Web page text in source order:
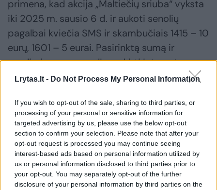
Lrytas.lt - Do Not Process My Personal Information
If you wish to opt-out of the sale, sharing to third parties, or
processing of your personal or sensitive information for
targeted advertising by us, please use the below opt-out
section to confirm your selection. Please note that after your
opt-out request is processed you may continue seeing
interest-based ads based on personal information utilized by
us or personal information disclosed to third parties prior to
your opt-out. You may separately opt-out of the further
disclosure of your personal information by third parties on the
primena, kad akcija „Maltiečių sriuba“ vyksta
iki 2025 m. sausio 6 d. ir aukoti senolių
pagalbai kviečia SMS ir skambučiais 1415 – 10
eurų, 1601 – 5 eurai. Pasirinktą sumą ir
reguliarią paramą galima skirti interneto
puslapyjehttps://maltieciusriuba.lt/
maltiečiai maltiečių sriuba
Komentuoti po šiuo straipsniu
Komentuoti gali tik Lrytas registruoti vartotojai.